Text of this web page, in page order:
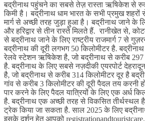
बद्रीनाथ पहुंचने का सबसे तेज़ रास्ता ऋषिकेश से
किमी है। बद्रीनाथ धाम भारत के सभी प्रमुख
मार्ग से अच्छी तरह जुड़ा हुआ है। बद्रीनाथ जाने के
और हरिद्वार से तीन रास्ते मिलते हैं. रानीखेत से,
से बद्रीनाथ जाने के लिए राष्ट्रीय राजमार्ग 7 से
बद्रीनाथ की दूरी लगभग 50 किलोमीटर है.
रेलवे स्टेशन ऋषिकेश है, जो बद्रीनाथ से करीब 297
है. बद्रीनाथ के लिए सबसे नज़दीकी एयरपोर्ट देहरादून
है, जो बद्रीनाथ से करीब 314 किलोमीटर दूर है
गांव से करीब 3 किलोमीटर की दूरी पैदल तय करनी
पार करने के लिए पैदल यात्रियों के लिए एक अर्ध
है. बद्रीनाथ एक अच्छी तरह से विकसित तीर्थस्थल
ट्रेक किया जा सकता है. साल 2025 के लिए
इसके दर्शन हेतु आपको